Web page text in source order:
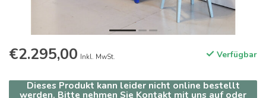
€2.295,00 Inkl. MwSt. Verfügbar
Dieses Produkt kann leider nicht online bestellt
werden. Bitte nehmen Sie Kontakt mit uns auf oder